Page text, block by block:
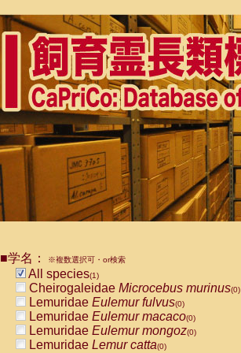
■学名： ※複数選択可・or検索
All species(1)
Cheirogaleidae Microcebus murinus(0)
Lemuridae Eulemur fulvus(0)
Lemuridae Eulemur macaco(0)
Lemuridae Eulemur mongoz(0)
Lemuridae Lemur catta(0)